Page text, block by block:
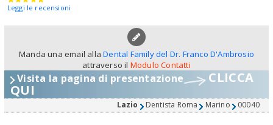
Leggi le recensioni
Manda una email allaDental Family del Dr. Franco D'Ambrosio
attraverso il Modulo Contatti
Visita la pagina di presentazione CLICCA
QUI
Lazio Dentista Roma Marino 00040